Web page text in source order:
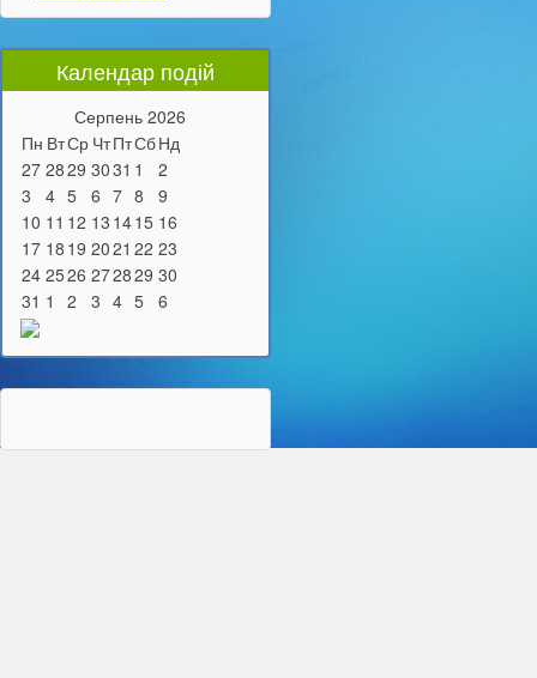
Календар подій
Серпень 2026
Пн ВтСр ЧтПтСбНд
27 2829 3031 1
2
3
4 5 6 7 8
9
10 11 12 13 1415 16
17 18 19 2021 22 23
24 2526 272829 30
31 1 2 3 4 5 6